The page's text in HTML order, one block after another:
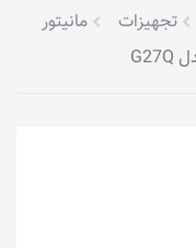
تجهیزات
مانیتور